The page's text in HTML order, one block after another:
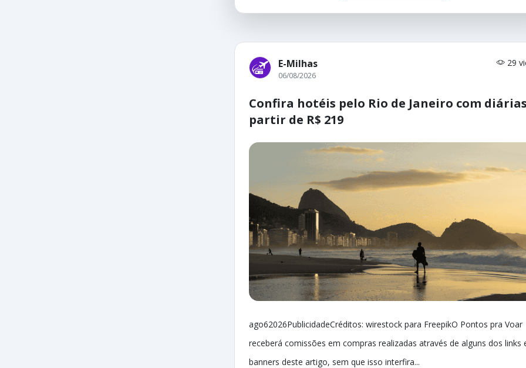
E-Milhas 29
06/08/2026
Confira hotéis pelo Rio de Janeiro com
partir de R$ 219
ago62026PublicidadeCréditos: wirestock para FreepikO Pontos pra Voar
receberá comissões em compras realizadas através de alguns dos links
banners deste artigo, sem que isso interfira...